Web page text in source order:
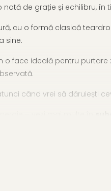
de grație și echilibru, în
cu o formă clasică
sine.
o face ideală pentru
când vrei să dăruiești